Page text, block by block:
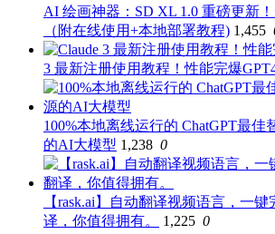
AI 绘画神器：SD XL 1.0 重磅更新
（附在线使用+本地部署教程) 1,455
3 最新注册使用教程！性能完爆GPT4
100%本地离线运行的 ChatGPT最佳
的AI大模型 1,238 0
【rask.ai】自动翻译视频语言，一
译，你值得拥有。
1,225 0